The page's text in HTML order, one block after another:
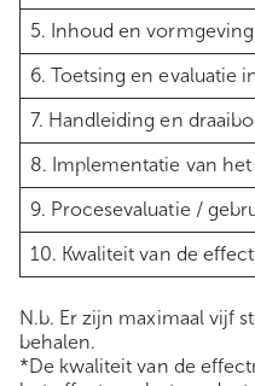
5. Inhoud en vormgeving
6. Toetsing en evaluatie
7. Handleiding en
8. Implementatie van
9. Procesevaluatie /
10. Kwaliteit van de
N.b. Er zijn maximaal vijf
behalen.
*De kwaliteit van de